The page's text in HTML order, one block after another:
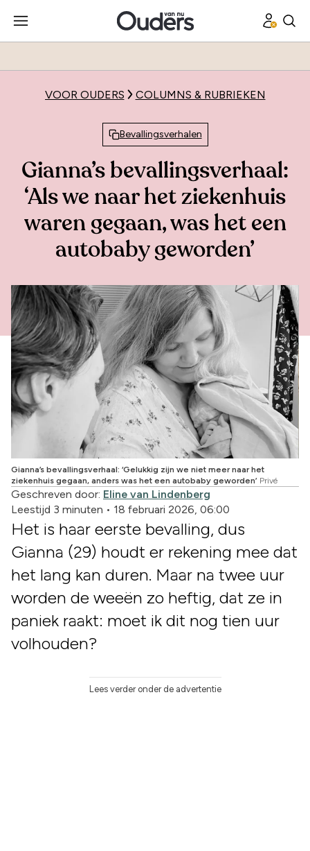
VOOR OUDERS COLUMNS & RUBRIEKEN
Bevallingsverhalen
Gianna’s bevallingsverhaal:
‘Als we naar het ziekenhuis
waren gegaan, was het een
autobaby geworden’
Gianna’s bevallingsverhaal: ‘Gelukkig zijn we niet meer naar het
ziekenhuis gegaan, anders was het een autobaby geworden’ Privé
Geschreven door: Eline van Lindenberg
Leestijd 3 minuten • 18 februari 2026, 06:00
Het is haar eerste bevalling, dus
Gianna (29) houdt er rekening mee dat
het lang kan duren. Maar na twee uur
worden de weeën zo heftig, dat ze in
paniek raakt: moet ik dit nog tien uur
volhouden?
Lees verder onder de advertentie